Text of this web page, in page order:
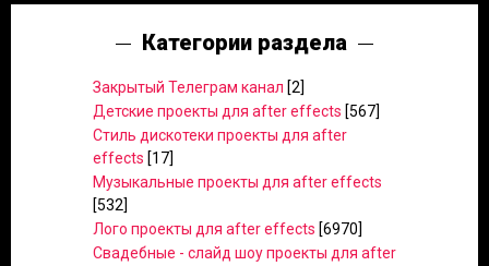
Категории раздела
Закрытый Телеграм канал [2]
Детские проекты для after effects [567]
Стиль дискотеки проекты для after
effects [17]
Музыкальные проекты для after effects
[532]
Лого проекты для after effects [6970]
Свадебные - слайд шоу проекты для after